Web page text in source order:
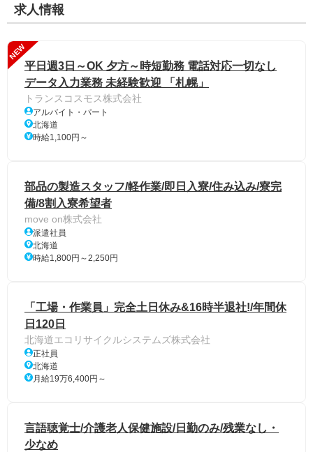
求人情報
NEW
平日週3日～OK 夕方～時短勤務 電話対応一切なし
データ入力業務 未経験歓迎 「札幌」
トランスコスモス株式会社
アルバイト・パート
北海道
時給1,100円～
部品の製造スタッフ/軽作業/即日入寮/住み込み/寮完
備/8割入寮希望者
move on株式会社
派遣社員
北海道
時給1,800円～2,250円
「工場・作業員」完全土日休み&16時半退社!/年間休
日120日
北海道エコリサイクルシステムズ株式会社
正社員
北海道
月給19万6,400円～
言語聴覚士/介護老人保健施設/日勤のみ/残業なし・
少なめ